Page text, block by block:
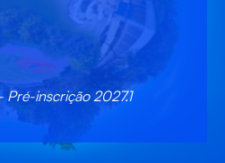
Pré-inscrição 2027.1